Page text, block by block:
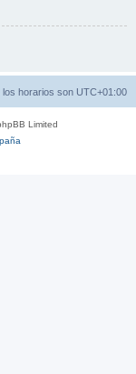
los horarios son UTC+01:00
Limited